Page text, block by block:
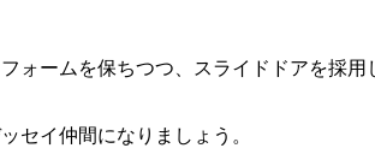
ォームを保ちつつ、スライドドアを採用
セイ仲間になりましょう。